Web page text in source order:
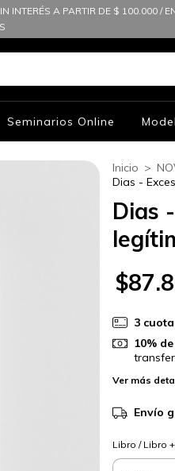
INTERÉS A PARTIR DE $ 100.000 /
Seminarios Online
Inicio >
Dias -
Dias
3
10%
Ver más
Envío
Libro / Libro